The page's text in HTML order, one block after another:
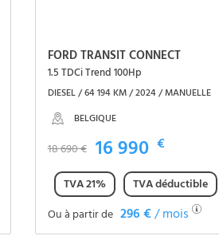
FORD TRANSIT CONNECT
1.5 TDCi Trend 100Hp
DIESEL / 64 194 KM / 2024 / MANUELLE
BELGIQUE
18 690 € 16 990 €
TVA 21%
TVA déductible
Ou à partir de 296 €/ mois